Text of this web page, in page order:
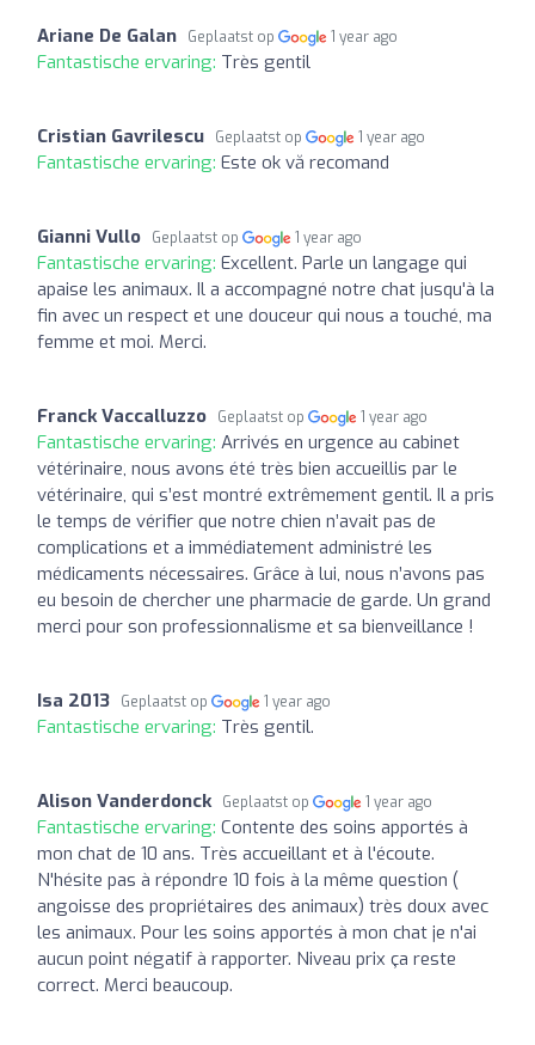
Ariane De Galan Geplaatst op 1 year ago
Fantastische ervaring: Très gentil
Cristian Gavrilescu Geplaatst op 1 year ago
Fantastische ervaring: Este ok vă recomand
Gianni Vullo Geplaatst op 1 year ago
Fantastische ervaring: Excellent. Parle un langage qui
apaise les animaux. Il a accompagné notre chat jusqu'à la
fin avec un respect et une douceur qui nous a touché, ma
femme et moi. Merci.
Franck Vaccalluzzo Geplaatst op 1 year ago
Fantastische ervaring: Arrivés en urgence au cabinet
vétérinaire, nous avons été très bien accueillis par le
vétérinaire, qui s’est montré extrêmement gentil. Il a pris
le temps de vérifier que notre chien n’avait pas de
complications et a immédiatement administré les
médicaments nécessaires. Grâce à lui, nous n’avons pas
eu besoin de chercher une pharmacie de garde. Un grand
merci pour son professionnalisme et sa bienveillance !
Isa 2013 Geplaatst op 1 year ago
Fantastische ervaring: Très gentil.
Alison Vanderdonck Geplaatst op 1 year ago
Fantastische ervaring: Contente des soins apportés à
mon chat de 10 ans. Très accueillant et à l'écoute.
N'hésite pas à répondre 10 fois à la même question (
angoisse des propriétaires des animaux) très doux avec
les animaux. Pour les soins apportés à mon chat je n'ai
aucun point négatif à rapporter. Niveau prix ça reste
correct. Merci beaucoup.